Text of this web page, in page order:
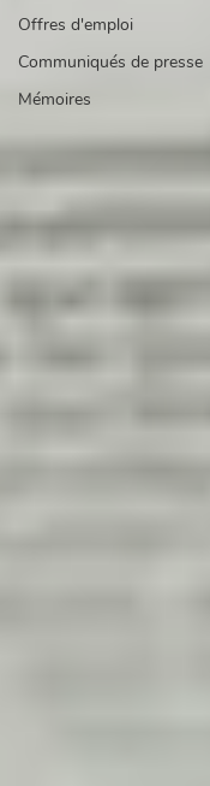
Offres d'emploi
Communiqués de presse
Mémoires